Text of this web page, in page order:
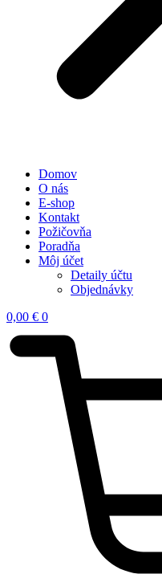
Domov
O nás
E-shop
Kontakt
Požičovňa
Poradňa
Môj účet
Detaily účtu
Objednávky
0,00 € 0